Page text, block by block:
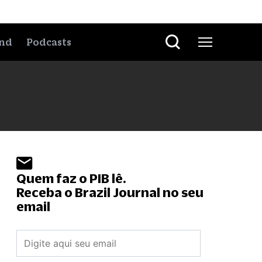
Podcasts
Quem faz o PIB lê.
Receba o Brazil Journal no seu
email